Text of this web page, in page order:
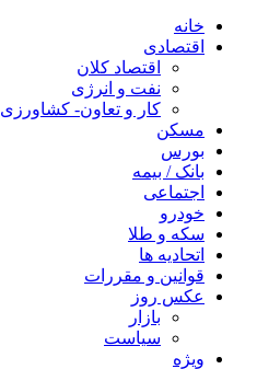
خانه
اقتصادی
اقتصاد کلان
نفت و انرژی
کار و تعاون- کشاورزی
مسکن
بورس
بانک / بیمه
اجتماعی
خودرو
سکه و طلا
اتحادیه ها
قوانین و مقررات
عکس روز
بازار
سیاست
ویژه